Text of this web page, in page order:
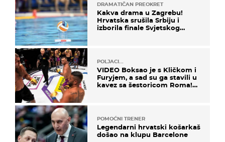
DRAMATIČAN PREOKRET
Kakva drama u Zagrebu!
Hrvatska srušila Srbiju i
izborila finale Svjetskog
POLJACI...
VIDEO Boksao je s Kličkom i
Furyjem, a sad su ga stavili u
kavez sa šestoricom Roma!
POMOĆNI TRENER
Legendarni hrvatski košarkaš
došao na klupu Barcelone